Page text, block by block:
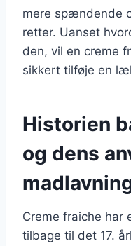
mere spændende
retter. Uanset
den, vil en creme
sikkert tilføje en
Historien
og dens
Creme fraiche har
tilbage til det 17.